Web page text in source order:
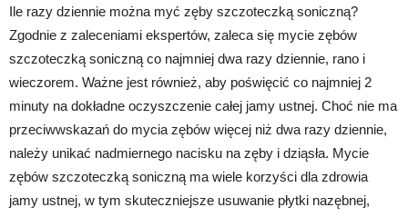
Ile razy dziennie można myć zęby szczoteczką soniczną?
Zgodnie z zaleceniami ekspertów, zaleca się mycie zębów
szczoteczką soniczną co najmniej dwa razy dziennie, rano i
wieczorem. Ważne jest również, aby poświęcić co najmniej 2
minuty na dokładne oczyszczenie całej jamy ustnej. Choć nie ma
przeciwwskazań do mycia zębów więcej niż dwa razy dziennie,
należy unikać nadmiernego nacisku na zęby i dziąsła. Mycie
zębów szczoteczką soniczną ma wiele korzyści dla zdrowia
jamy ustnej, w tym skuteczniejsze usuwanie płytki nazębnej,